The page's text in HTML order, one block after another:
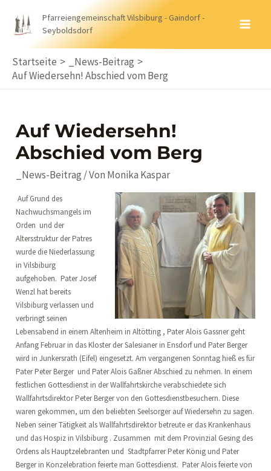
Inhalt
Pfarreiengemeinschaft Vilsbiburg - Gaindorf -
Seyboldsdorf
Startseite
_News-Beitrag
Auf Wiedersehn! Abschied vom Berg
Auf Wiedersehn!
Abschied vom Berg
_News-Beitrag / Von Monika Kaspar
Auf Grund des
Nachwuchsmangels im
Orden und der
Altersstruktur der Patres
wurde die Niederlassung
in Vilsbiburg
aufgehoben. Pater Josef
Wenzl hat bereits
Vilsbiburg verlassen und
verbringt seinen
Lebensabend in einem Altenheim in Altötting , Pater Alois Gassner geht
Anfang Februar in das Kloster der Salesianer in Ensdorf und Pater Berger
wird in Junkersrath (Eifel) eingesetzt. Am vergangenen Sonntag hieß es für
Pater Peter Berger und Pater Alois Gaßner Abschied zu nehmen. In einem
festlichen Gottesdienst in der Wallfahrtskirche verabschiedete sich
Wallfahrtsdirektor Peter Berger von den Gottesdienstbesuchern. Diese
waren gekommen, um den beliebten Seelsorger auf Wiedersehn zu sagen.
Neben seiner Tätigkeit als Wallfahrtsdirektor betreute er das Krankenhaus
und das Hospiz in Vilsbiburg . Zusammen mit dem Provinzial Gesing des
Ordens als Hauptzelebranten und Stadtpfarrer Peter König und Pater
Berger in Konzelebration feierte man Gottesdienst. Pater Alois feierte von